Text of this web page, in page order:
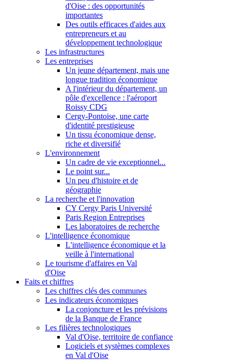
d'Oise : des opportunités
importantes
Des outils efficaces d'aides aux
entrepreneurs et au
développement technologique
Les infrastructures
Les entreprises
Un jeune département, mais une
longue tradition économique
A l'intérieur du département, un
pôle d'excellence : l'aéroport
Roissy CDG
Cergy-Pontoise, une carte
d'identité prestigieuse
Un tissu économique dense,
riche et diversifié
L'environnement
Un cadre de vie exceptionnel...
Le point sur...
Un peu d'histoire et de
géographie
La recherche et l'innovation
CY Cergy Paris Université
Paris Region Entreprises
Les laboratoires de recherche
L'intelligence économique
L'intelligence économique et la
veille à l'international
Le tourisme d'affaires en Val
d'Oise
Faits et chiffres
Les chiffres clés des communes
Les indicateurs économiques
La conjoncture et les prévisions
de la Banque de France
Les filières technologiques
Val d'Oise, territoire de confiance
Logiciels et systèmes complexes
en Val d'Oise